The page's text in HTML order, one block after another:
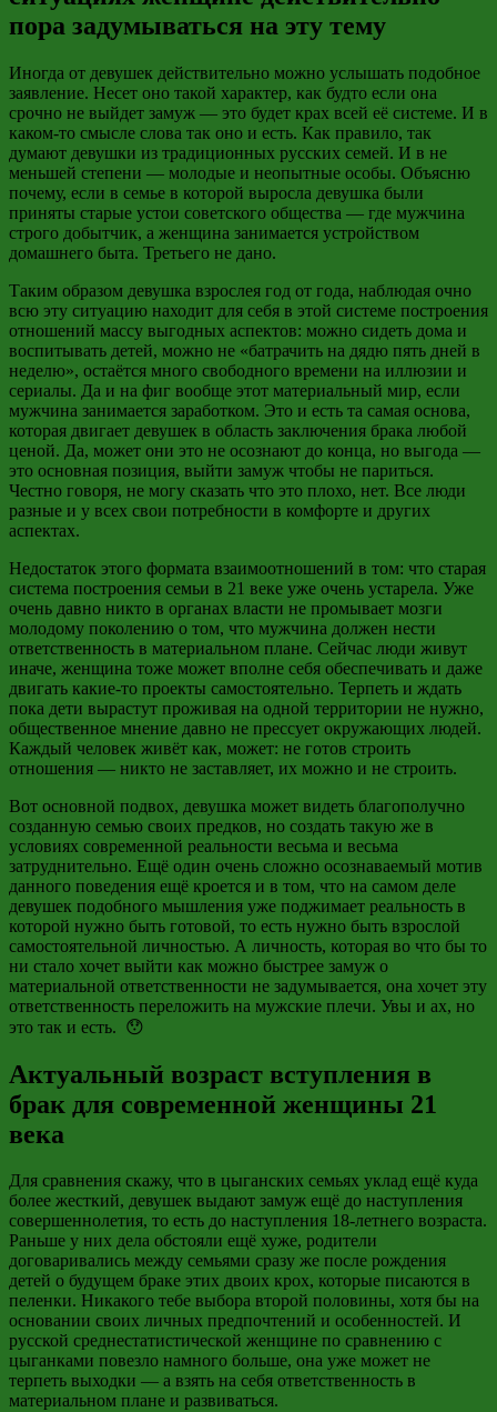
пора задумываться на эту тему
Иногда от девушек действительно можно услышать подобное
заявление. Несет оно такой характер, как будто если она
срочно не выйдет замуж — это будет крах всей её системе. И в
каком-то смысле слова так оно и есть. Как правило, так
думают девушки из традиционных русских семей. И в не
меньшей степени — молодые и неопытные особы. Объясню
почему, если в семье в которой выросла девушка были
приняты старые устои советского общества — где мужчина
строго добытчик, а женщина занимается устройством
домашнего быта. Третьего не дано.
Таким образом девушка взрослея год от года, наблюдая очно
всю эту ситуацию находит для себя в этой системе построения
отношений массу выгодных аспектов: можно сидеть дома и
воспитывать детей, можно не «батрачить на дядю пять дней в
неделю», остаётся много свободного времени на иллюзии и
сериалы. Да и на фиг вообще этот материальный мир, если
мужчина занимается заработком. Это и есть та самая основа,
которая двигает девушек в область заключения брака любой
ценой. Да, может они это не осознают до конца, но выгода —
это основная позиция, выйти замуж чтобы не париться.
Честно говоря, не могу сказать что это плохо, нет. Все люди
разные и у всех свои потребности в комфорте и других
аспектах.
Недостаток этого формата взаимоотношений в том: что старая
система построения семьи в 21 веке уже очень устарела. Уже
очень давно никто в органах власти не промывает мозги
молодому поколению о том, что мужчина должен нести
ответственность в материальном плане. Сейчас люди живут
иначе, женщина тоже может вполне себя обеспечивать и даже
двигать какие-то проекты самостоятельно. Терпеть и ждать
пока дети вырастут проживая на одной территории не нужно,
общественное мнение давно не прессует окружающих людей.
Каждый человек живёт как, может: не готов строить
отношения — никто не заставляет, их можно и не строить.
Вот основной подвох, девушка может видеть благополучно
созданную семью своих предков, но создать такую же в
условиях современной реальности весьма и весьма
затруднительно. Ещё один очень сложно осознаваемый мотив
данного поведения ещё кроется и в том, что на самом деле
девушек подобного мышления уже поджимает реальность в
которой нужно быть готовой, то есть нужно быть взрослой
самостоятельной личностью. А личность, которая во что бы то
ни стало хочет выйти как можно быстрее замуж о
материальной ответственности не задумывается, она хочет эту
ответственность переложить на мужские плечи. Увы и ах, но
это так и есть. 😯
Актуальный возраст вступления в
брак для современной женщины 21
века
Для сравнения скажу, что в цыганских семьях уклад ещё куда
более жесткий, девушек выдают замуж ещё до наступления
совершеннолетия, то есть до наступления 18-летнего возраста.
Раньше у них дела обстояли ещё хуже, родители
договаривались между семьями сразу же после рождения
детей о будущем браке этих двоих крох, которые писаются в
пеленки. Никакого тебе выбора второй половины, хотя бы на
основании своих личных предпочтений и особенностей. И
русской среднестатистической женщине по сравнению с
цыганками повезло намного больше, она уже может не
терпеть выходки — а взять на себя ответственность в
материальном плане и развиваться.